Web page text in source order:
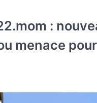
:
menace